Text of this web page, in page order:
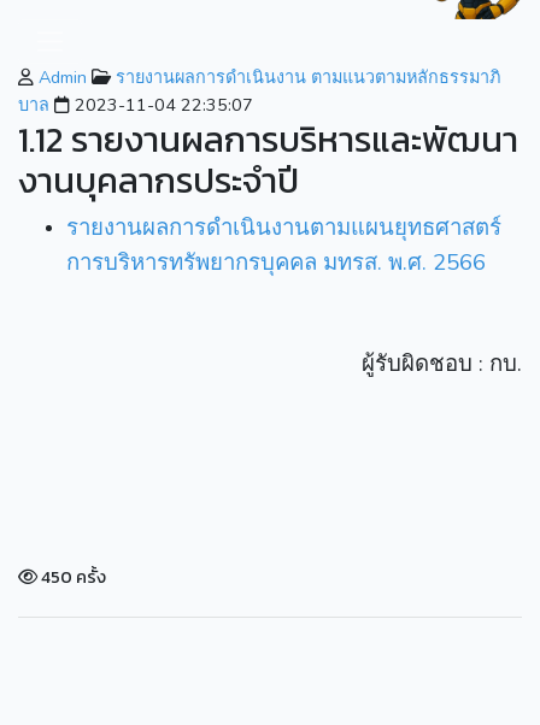
Admin
รายงานผลการดำเนินงาน ตามแนวตามหลักธรรมาภิ
บาล
2023-11-04 22:35:07
1.12 รายงานผลการบริหารและพัฒนา
งานบุคลากรประจำปี
รายงานผลการดำเนินงานตามแผนยุทธศาสตร์
การบริหารทรัพยากรบุคคล มทรส. พ.ศ. 2566
ผู้รับผิดชอบ : กบ.
450 ครั้ง